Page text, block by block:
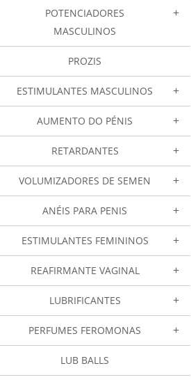
POTENCIADORES
MASCULINOS
PROZIS
ESTIMULANTES MASCULINOS
AUMENTO DO PÉNIS
RETARDANTES
VOLUMIZADORES DE SEMEN
ANÉIS PARA PENIS
ESTIMULANTES FEMININOS
REAFIRMANTE VAGINAL
LUBRIFICANTES
PERFUMES FEROMONAS
LUB BALLS